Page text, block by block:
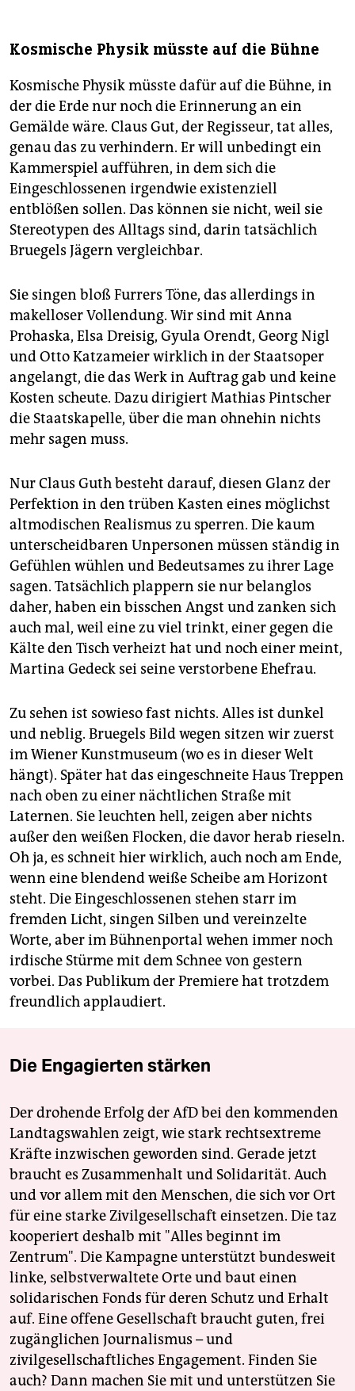
Kosmische Physik müsste auf die Bühne
Kosmische Physik müsste dafür auf die Bühne, in
der die Erde nur noch die Erinnerung an ein
Gemälde wäre. Claus Gut, der Regisseur, tat alles,
genau das zu verhindern. Er will unbedingt ein
Kammerspiel aufführen, in dem sich die
Eingeschlossenen irgendwie existenziell
entblößen sollen. Das können sie nicht, weil sie
Stereotypen des Alltags sind, darin tatsächlich
Bruegels Jägern vergleichbar.
Sie singen bloß Furrers Töne, das allerdings in
makelloser Vollendung. Wir sind mit Anna
Prohaska, Elsa Dreisig, Gyula Orendt, Georg Nigl
und Otto Katzameier wirklich in der Staatsoper
angelangt, die das Werk in Auftrag gab und keine
Kosten scheute. Dazu dirigiert Mathias Pintscher
die Staatskapelle, über die man ohnehin nichts
mehr sagen muss.
Nur Claus Guth besteht darauf, diesen Glanz der
Perfektion in den trüben Kasten eines möglichst
altmodischen Realismus zu sperren. Die kaum
unterscheidbaren Unpersonen müssen ständig in
Gefühlen wühlen und Bedeutsames zu ihrer Lage
sagen. Tatsächlich plappern sie nur belanglos
daher, haben ein bisschen Angst und zanken sich
auch mal, weil eine zu viel trinkt, einer gegen die
Kälte den Tisch verheizt hat und noch einer meint,
Martina Gedeck sei seine verstorbene Ehefrau.
Zu sehen ist sowieso fast nichts. Alles ist dunkel
und neblig. Bruegels Bild wegen sitzen wir zuerst
im Wiener Kunstmuseum (wo es in dieser Welt
hängt). Später hat das eingeschneite Haus Treppen
nach oben zu einer nächtlichen Straße mit
Laternen. Sie leuchten hell, zeigen aber nichts
außer den weißen Flocken, die davor herab rieseln.
Oh ja, es schneit hier wirklich, auch noch am Ende,
wenn eine blendend weiße Scheibe am Horizont
steht. Die Eingeschlossenen stehen starr im
fremden Licht, singen Silben und vereinzelte
Worte, aber im Bühnenportal wehen immer noch
irdische Stürme mit dem Schnee von gestern
vorbei. Das Publikum der Premiere hat trotzdem
freundlich applaudiert.
Die Engagierten stärken
Der drohende Erfolg der AfD bei den kommenden
Landtagswahlen zeigt, wie stark rechtsextreme
Kräfte inzwischen geworden sind. Gerade jetzt
braucht es Zusammenhalt und Solidarität. Auch
und vor allem mit den Menschen, die sich vor Ort
für eine starke Zivilgesellschaft einsetzen. Die taz
kooperiert deshalb mit "Alles beginnt im
Zentrum". Die Kampagne unterstützt bundesweit
linke, selbstverwaltete Orte und baut einen
solidarischen Fonds für deren Schutz und Erhalt
auf. Eine offene Gesellschaft braucht guten, frei
zugänglichen Journalismus – und
zivilgesellschaftliches Engagement. Finden Sie
auch? Dann machen Sie mit und unterstützen Sie